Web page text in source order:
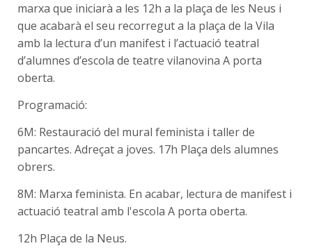
marxa que iniciarà a les 12h a la plaça de les Neus i
que acabarà el seu recorregut a la plaça de la Vila
amb la lectura d’un manifest i l’actuació teatral
d’alumnes d’escola de teatre vilanovina A porta
oberta.
Programació:
6M: Restauració del mural feminista i taller de
pancartes. Adreçat a joves. 17h Plaça dels alumnes
obrers.
8M: Marxa feminista. En acabar, lectura de manifest i
actuació teatral amb l'escola A porta oberta.
12h Plaça de la Neus.